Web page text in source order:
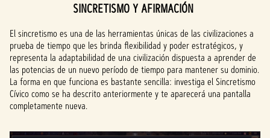
SINCRETISMO Y AFIRMACIÓN
El sincretismo es una de las herramientas únicas de las civilizaciones a
prueba de tiempo que les brinda flexibilidad y poder estratégicos, y
representa la adaptabilidad de una civilización dispuesta a aprender de
las potencias de un nuevo período de tiempo para mantener su dominio.
La forma en que funciona es bastante sencilla: investiga el Sincretismo
Cívico como se ha descrito anteriormente y te aparecerá una pantalla
completamente nueva.